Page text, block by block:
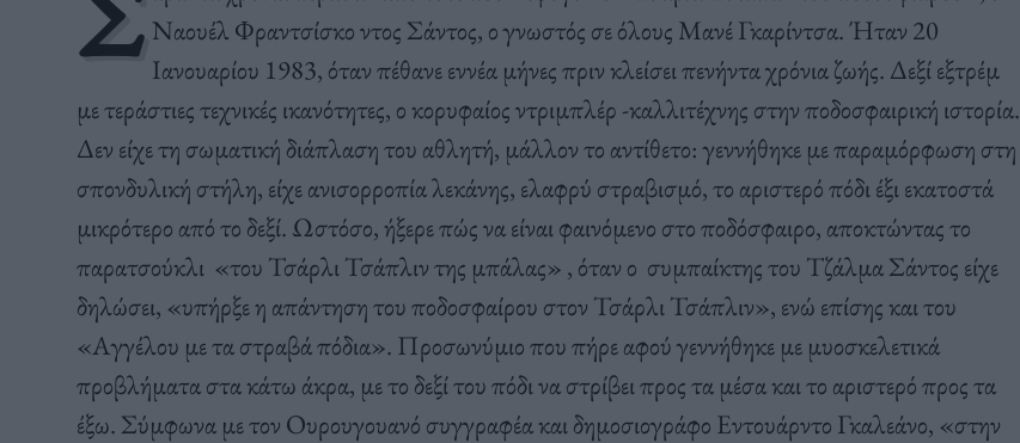
Ναουέλ Φραντσίσκο ντος Σάντος, ο γνωστός σε όλους Μανέ Γκαρίντσα. Ήταν 20
Ιανουαρίου 1983, όταν πέθανε εννέα μήνες πριν κλείσει πενήντα χρόνια ζωής. Δεξί εξτρέμ
με τεράστιες τεχνικές ικανότητες, ο κορυφαίος ντριμπλέρ -καλλιτέχνης στην ποδοσφαιρική ιστορία.
Δεν είχε τη σωματική διάπλαση του αθλητή, μάλλον το αντίθετο: γεννήθηκε με παραμόρφωση στη
σπονδυλική στήλη, είχε ανισορροπία λεκάνης, ελαφρύ στραβισμό, το αριστερό πόδι έξι εκατοστά
μικρότερο από το δεξί. Ωστόσο, ήξερε πώς να είναι φαινόμενο στο ποδόσφαιρο, αποκτώντας το
παρατσούκλι «του Τσάρλι Τσάπλιν της μπάλας» , όταν ο συμπαίκτης του Τζάλμα Σάντος είχε
δηλώσει, «υπήρξε η απάντηση του ποδοσφαίρου στον Τσάρλι Τσάπλιν», ενώ επίσης και του
«Αγγέλου με τα στραβά πόδια». Προσωνύμιο που πήρε αφού γεννήθηκε με μυοσκελετικά
προβλήματα στα κάτω άκρα, με το δεξί του πόδι να στρίβει προς τα μέσα και το αριστερό προς τα
έξω. Σύμφωνα με τον Ουρουγουανό συγγραφέα και δημοσιογράφο Εντουάρντο Γκαλεάνο, «στην